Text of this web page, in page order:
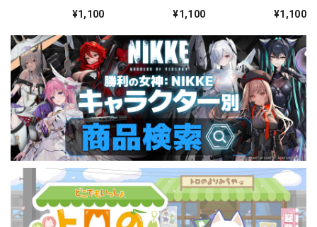
¥1,100
ー/パッションリッ
¥1,100
ー/ラーヴァ/ティア
¥1,100